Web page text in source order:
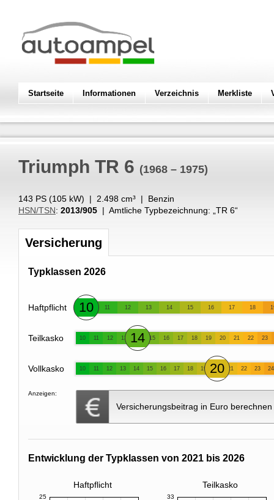
Startseite Informationen Verzeichnis Merkliste
Triumph TR 6 (1968 – 1975)
143 PS (105 kW) | 2.498 cm³ | Benzin
HSN/TSN: 2013/905 | Amtliche Typbezeichnung: „ TR 6“
Versicherung
Typklassen 2026
Haftpflicht 10 11 12 13 14 15 16 17 18
Teilkasko 10 11 12 13 14 15 16 17 18 19 20 21 22 23
Vollkasko 10 11 12 13 14 15 16 17 18 19 20 21 22 23 24
Anzeigen:
Versicherungsbeitrag in Euro berechnen
Entwicklung der Typklassen von 2021 bis 2026
Haftpflicht Teilkasko
25 33